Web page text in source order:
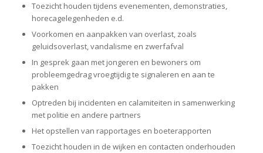
Toezicht houden tijdens evenementen, demonstraties,
horecagelegenheden e.d.
Voorkomen en aanpakken van overlast, zoals
geluidsoverlast, vandalisme en zwerfafval
In gesprek gaan met jongeren en bewoners om
probleemgedrag vroegtijdig te signaleren en aan te
pakken
Optreden bij incidenten en calamiteiten in samenwerking
met politie en andere partners
Het opstellen van rapportages en boeterapporten
Toezicht houden in de wijken en contacten onderhouden